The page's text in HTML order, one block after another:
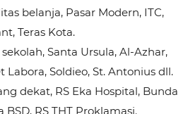
belanja, Pasar Modern, ITC,
Teras Kota.
Santa Ursula, Al-Azhar,
Labora, Soldieo, St. Antonius dll.
dekat, RS Eka Hospital, Bunda
BSD, RS THT Proklamasi.